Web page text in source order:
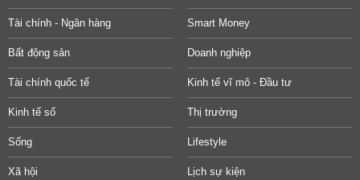
Tài chính - Ngân hàng Smart Money
Bất động sản Doanh nghiệp
Tài chính quốc tế Kinh tế vĩ mô - Đầu tư
Kinh tế số Thị trường
Sống Lifestyle
Xã hội Lịch sự kiện